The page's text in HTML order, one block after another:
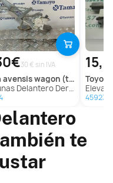
30 € sin IVA
avensis wagon (t25)
Derecho para Toyota Avensis Wagon (T25)
toyota
Elevalunas
te